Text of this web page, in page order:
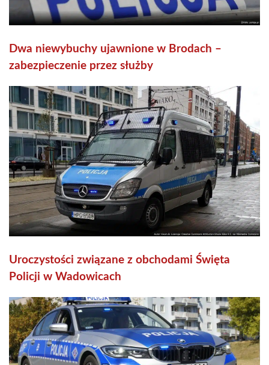
Dwa niewybuchy ujawnione w Brodach –
zabezpieczenie przez służby
Uroczystości związane z obchodami Święta
Policji w Wadowicach